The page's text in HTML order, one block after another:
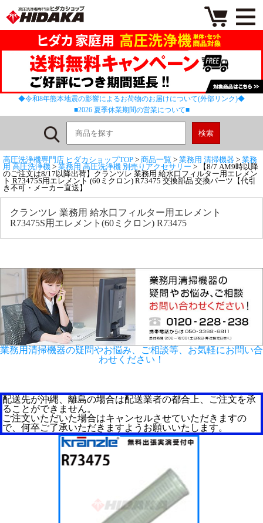
◆令和8年熊本地震の影響によるお荷物のお届けについて(外部リンク)◆
■2026 夏季休業期間の営業について■
高圧洗浄機専門店 ヒダカショップTOP > 商品一覧 > 業務用 清掃機器 > 業務
用 高圧洗浄機 > 業務用 高圧洗浄機 別売りアクセサリー > 【8/7 AM9時以降
のご注文は8/17以降出荷】クランツレ 業務用 給水口フィルター用エレメン
ト R73475S用エレメント (60ミクロン) R73475 交換部品 交換パーツ【代引
き不可・メーカー直送】
クランツレ 業務用 給水口フィルター用エレメント
R73475S用エレメント(60ミクロン) R73475
業務用清掃機器の疑問やお悩み、ご相談等、お気軽にお問い合
わせください！
配送先が沖縄、離島の場合は配送業者の都合上、ご注文を承
ることができません。
ご注文いただいた場合はキャンセルさせていただきますの
で、何卒ご了承いただきますようお願いいたします。